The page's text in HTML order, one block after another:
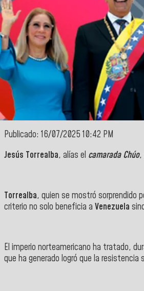
Publicado: 16/07/2025 10:42 PM
Jesús Torrealba, alías el camarada Chúo,
Torrealba, quien se mostró sorprendido
criterio no solo beneficia a Venezuela
El imperio norteamericano ha tratado,
que ha generado logró que la